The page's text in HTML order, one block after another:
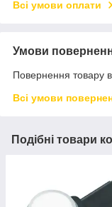
Всі умови оплати
Умови
Повернення товару
Всі умови
Подібні товари